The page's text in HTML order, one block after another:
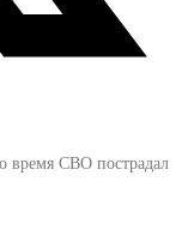
время СВО пострадал